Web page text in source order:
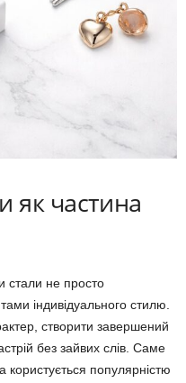
як частина
стали не просто
індивідуального стилю.
створити завершений
без зайвих слів. Саме
популярністю